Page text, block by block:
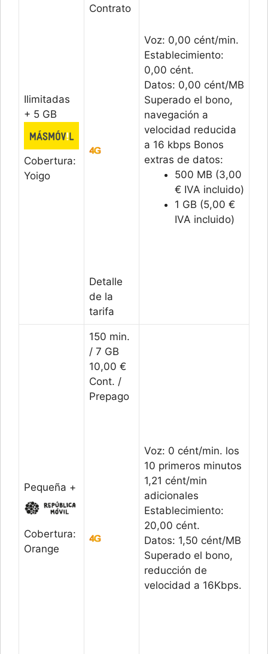
Ilimitadas
+ 5 GB
Cobertura:
Yoigo
Contrato
Detalle
de la
tarifa
Voz: 0,00 cént/min.
Establecimiento:
0,00 cént.
Datos: 0,00 cént/MB
Superado el bono,
navegación a
velocidad reducida
a 16 kbps Bonos
extras de datos:
500 MB (3,00
€ IVA incluido)
1 GB (5,00 €
IVA incluido)
Pequeña +
Cobertura:
Orange
150 min.
/ 7 GB
10,00 €
Cont. /
Prepago
Voz: 0 cént/min. los
10 primeros minutos
1,21 cént/min
adicionales
Establecimiento:
20,00 cént.
Datos: 1,50 cént/MB
Superado el bono,
reducción de
velocidad a 16Kbps.